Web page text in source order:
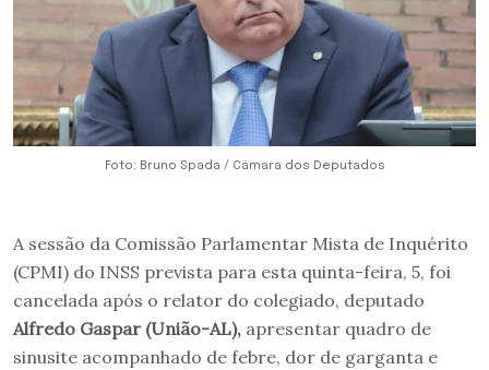
Foto: Bruno Spada / Câmara dos Deputados
A sessão da Comissão Parlamentar Mista de Inquérito
(CPMI) do INSS prevista para esta quinta-feira, 5, foi
cancelada após o relator do colegiado, deputado
Alfredo Gaspar (União-AL), apresentar quadro de
sinusite acompanhado de febre, dor de garganta e